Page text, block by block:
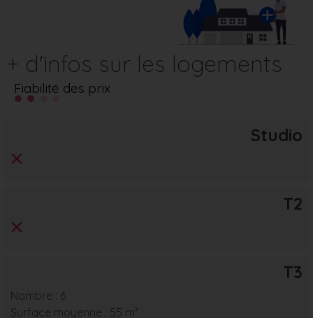
+ d'infos sur les logements
Fiabilité des prix
Studio
T2
T3
Nombre : 6
Surface moyenne : 55 m²